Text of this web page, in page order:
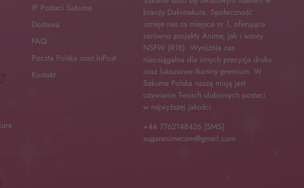
IP Postaci Sakume
Dostawa
FAQ
Poczta Polska oraz InPost
Kontakt
branży Dakimakura. Społeczność
uznaje nas za miejsce nr 1, oferujące
zarówno projekty Anime, jak i wzory
NSFW (R18). Wyróżnia nas
nieosiągalna dla innych precyzja druku
oraz luksusowe tkaniny premium. W
Sakume Polska naszą misją jest
ożywianie Twoich ulubionych postaci
w najwyższej jakości.
+44 7762148426 [SMS]
sugaranimecom@gmail.com